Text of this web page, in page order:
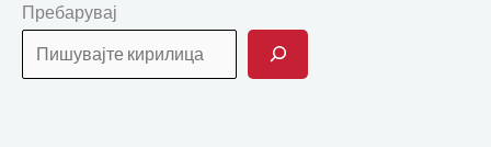
Пребарувај